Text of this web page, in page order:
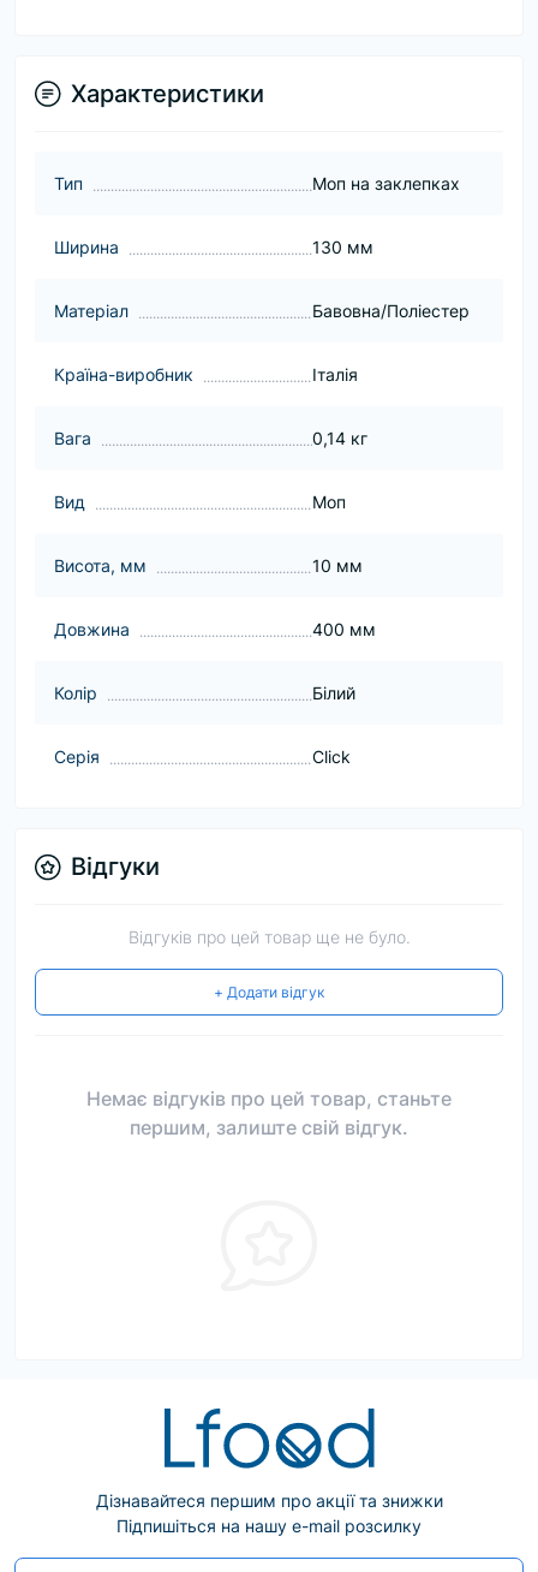
Характеристики
Тип Моп на заклепках
Ширина 130 мм
Матеріал Бавовна/Поліестер
Країна-виробник Італія
Вага 0,14 кг
Вид Моп
Висота, мм 10 мм
Довжина 400 мм
Колір Білий
Серія Click
Відгуки
Відгуків про цей товар ще не було.
+ Додати відгук
Немає відгуків про цей товар, станьте
першим, залиште свій відгук.
Дізнавайтеся першим про акції та знижки
Підпишіться на нашу e-mail розсилку